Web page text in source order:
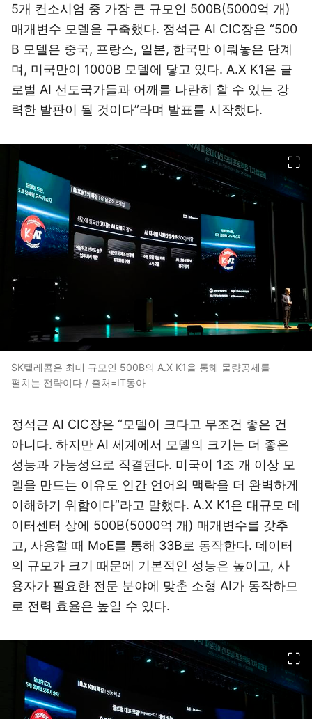
5개 컨소시엄 중 가장 큰 규모인 500B(5000억 개)
매개변수 모델을 구축했다. 정석근 AI CIC장은 “500
B 모델은 중국, 프랑스, 일본, 한국만 이뤄놓은 단계
며, 미국만이 1000B 모델에 닿고 있다. A.X K1은 글
로벌 AI 선도국가들과 어깨를 나란히 할 수 있는 강
력한 발판이 될 것이다”라며 발표를 시작했다.
SK텔레콤은 최대 규모인 500B의 A.X K1을 통해 물량공세를
펼치는 전략이다 / 출처=IT동아
정석근 AI CIC장은 “모델이 크다고 무조건 좋은 건
아니다. 하지만 AI 세계에서 모델의 크기는 더 좋은
성능과 가능성으로 직결된다. 미국이 1조 개 이상 모
델을 만드는 이유도 인간 언어의 맥락을 더 완벽하게
이해하기 위함이다”라고 말했다. A.X K1은 대규모 데
이터센터 상에 500B(5000억 개) 매개변수를 갖추
고, 사용할 때 MoE를 통해 33B로 동작한다. 데이터
의 규모가 크기 때문에 기본적인 성능은 높이고, 사
용자가 필요한 전문 분야에 맞춘 소형 AI가 동작하므
로 전력 효율은 높일 수 있다.